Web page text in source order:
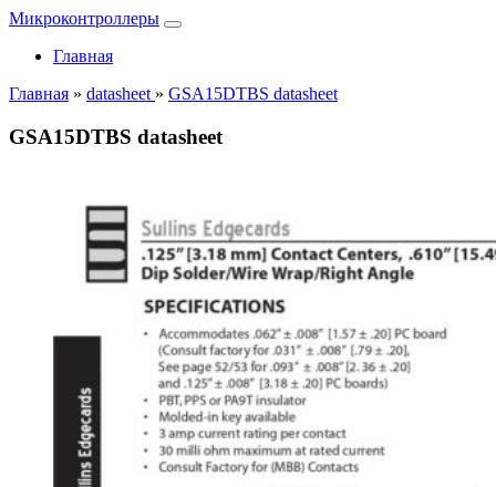
Микроконтроллеры
Главная
Главная » datasheet » GSA15DTBS datasheet
GSA15DTBS datasheet